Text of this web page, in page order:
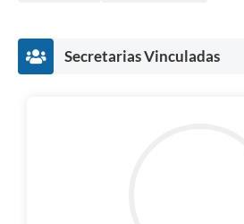
Secretarias Vinculadas